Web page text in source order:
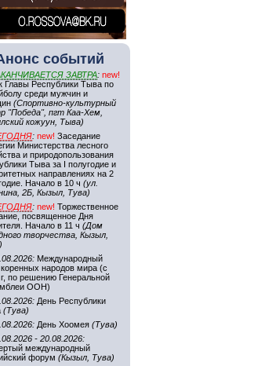
событий
ЗАВТРА: new!
Главы Республики Тыва по
среди мужчин и
(Спортивно-культурный
"Победа", пгт Каа-Хем,
кожуун, Тыва)
: new! Заседание
Министерства лесного
и природопользования
Тыва за I полугодие и
направлениях на 2
Начало в 10 ч (ул.
2Б, Кызыл, Тува)
: new! Торжественное
посвященное Дня
Начало в 11 ч (Дом
творчества, Кызыл,
Международный
коренных народов мира (с
по решению Генеральной
ООН)
День Республики
(Тува)
День Хоомея (Тува)
- 20.08.2026:
международный
форум (Кызыл, Тува)